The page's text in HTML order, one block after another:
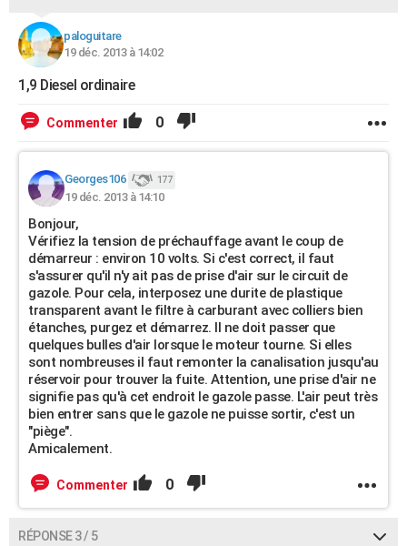
paloguitare
19 déc. 2013 à 14:02
1,9 Diesel ordinaire
Commenter 0
Georges106 177
19 déc. 2013 à 14:10
Bonjour,
Vérifiez la tension de préchauffage avant le coup de
démarreur : environ 10 volts. Si c'est correct, il faut
s'assurer qu'il n'y ait pas de prise d'air sur le circuit de
gazole. Pour cela, interposez une durite de plastique
transparent avant le filtre à carburant avec colliers bien
étanches, purgez et démarrez. Il ne doit passer que
quelques bulles d'air lorsque le moteur tourne. Si elles
sont nombreuses il faut remonter la canalisation jusqu'au
réservoir pour trouver la fuite. Attention, une prise d'air ne
signifie pas qu'à cet endroit le gazole passe. L'air peut très
bien entrer sans que le gazole ne puisse sortir, c'est un
"piège".
Amicalement.
Commenter 0
RÉPONSE 3 / 5